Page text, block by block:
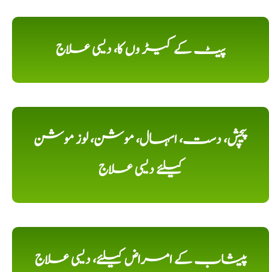
پیٹ کے کیڑ وں کا، دیسی علاج
پیچش، دست، اسہال، موشن، لوز موشن
کیلئے دیسی علاج
پیشاب کے امراض کیلئے، دیسی علاج